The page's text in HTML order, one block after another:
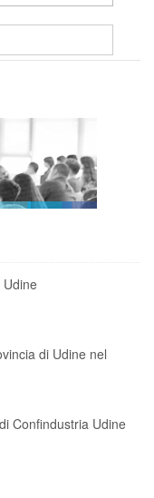
di Udine nel
Confindustria Udine